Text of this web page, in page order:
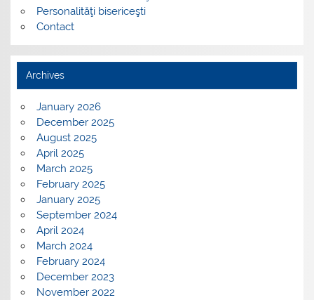
Personalităţi bisericeşti
Contact
Archives
January 2026
December 2025
August 2025
April 2025
March 2025
February 2025
January 2025
September 2024
April 2024
March 2024
February 2024
December 2023
November 2022